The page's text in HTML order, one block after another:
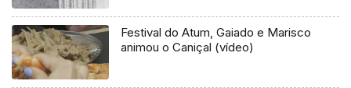
Festival do Atum, Gaiado e Marisco
animou o Caniçal (vídeo)